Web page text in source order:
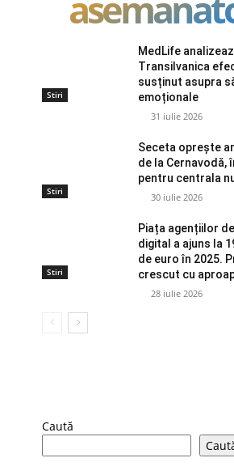
Stiri
MedLife
Transilvanica
susținut asupra
emoționale
31 iulie 2026
Stiri
Seceta oprește
de la Cernavodă,
pentru centrala
30 iulie 2026
Stiri
Piața agențiilor
digital a ajuns la
de euro în 2025.
crescut cu
28 iulie 2026
Caută